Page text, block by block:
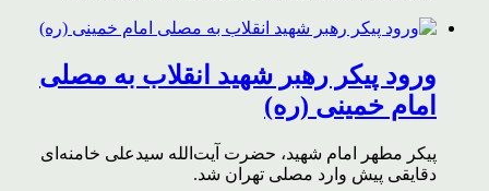
ورود پیکر رهبر شهید انقلاب به مصلی
امام خمینی (ره)
پیکر مطهر امام شهید،‌ حضرت آیت‌الله سیدعلی خامنه‌ای
دقایقی پیش وارد مصلی تهران شد.